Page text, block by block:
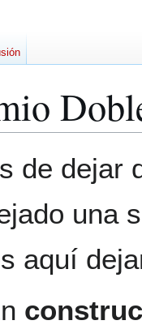
de dejar
una
aquí